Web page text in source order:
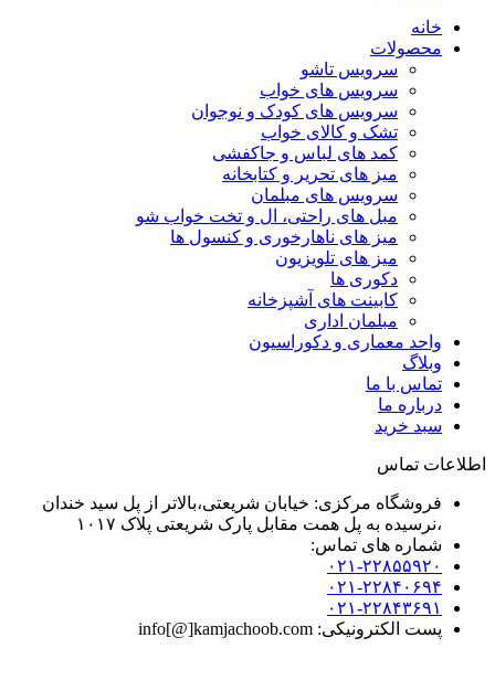
خانه
محصولات
سرویس تاشو
سرویس های خواب
سرویس های کودک و نوجوان
تشک و کالای خواب
کمد های لباس و جاکفشی
میز های تحریر و کتابخانه
سرویس های مبلمان
مبل های راحتی، ال و تخت خواب شو
میز های ناهارخوری و کنسول ها
میز های تلویزیون
دکوری ها
کابینت های آشپزخانه
مبلمان اداری
واحد معماری و دکوراسیون
وبلاگ
تماس با ما
درباره ما
سبد خرید
اطلاعات تماس
فروشگاه مرکزی: خیابان شریعتی،بالاتر از پل سید خندان
،نرسیده به پل همت مقابل پارک شریعتی پلاک ۱۰۱۷
شماره های تماس:
۰۲۱-۲۲۸۵۵۹۲۰
۰۲۱-۲۲۸۴۰۶۹۴
۰۲۱-۲۲۸۴۳۶۹۱
پست الکترونیکی: info[@]kamjachoob.com